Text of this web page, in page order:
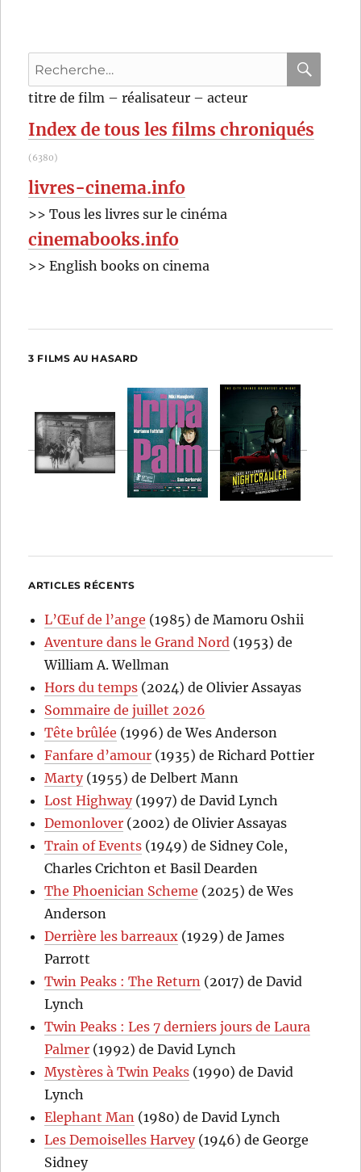
Recherche
pour
titre de film – réalisateur – acteur
Index de tous les films chroniqués
(6380)
livres-cinema.info
>> Tous les livres sur le cinéma
cinemabooks.info
>> English books on cinema
3 FILMS AU HASARD
ARTICLES RÉCENTS
L’Œuf de l’ange (1985) de Mamoru Oshii
Aventure dans le Grand Nord (1953) de
William A. Wellman
Hors du temps (2024) de Olivier Assayas
Sommaire de juillet 2026
Tête brûlée (1996) de Wes Anderson
Fanfare d’amour (1935) de Richard Pottier
Marty(1955) de Delbert Mann
Lost Highway(1997) de David Lynch
Demonlover (2002) de Olivier Assayas
Train of Events (1949) de Sidney Cole,
Charles Crichton et Basil Dearden
The Phoenician Scheme (2025) de Wes
Anderson
Derrière les barreaux (1929) de James
Parrott
Twin Peaks : The Return (2017) de David
Lynch
Twin Peaks : Les 7 derniers jours de Laura
Palmer (1992) de David Lynch
Mystères à Twin Peaks (1990) de David
Lynch
Elephant Man (1980) de David Lynch
Les Demoiselles Harvey(1946) de George
Sidney